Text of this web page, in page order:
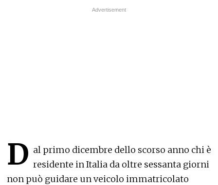
D al primo dicembre dello scorso anno chi è
residente in Italia da oltre sessanta giorni
non può guidare un veicolo immatricolato